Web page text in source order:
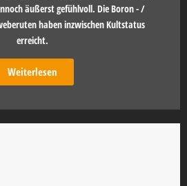
äußerst gefühlvoll. Die Boron - /
haben inzwischen Kultstatus
erreicht.
Weiterlesen